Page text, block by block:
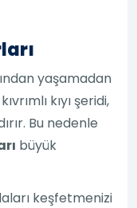
yaşamadan
kıyı şeridi,
Bu nedenle
büyük
keşfetmenizi